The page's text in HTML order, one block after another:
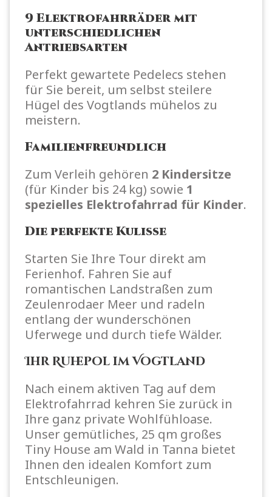
9 Elektrofahrräder mit
unterschiedlichen
Antriebsarten
Perfekt gewartete Pedelecs stehen
für Sie bereit, um selbst steilere
Hügel des Vogtlands mühelos zu
meistern.
Familienfreundlich
Zum Verleih gehören 2 Kindersitze
(für Kinder bis 24 kg) sowie 1
spezielles Elektrofahrrad für Kinder.
Die perfekte Kulisse
Starten Sie Ihre Tour direkt am
Ferienhof. Fahren Sie auf
romantischen Landstraßen zum
Zeulenrodaer Meer und radeln
entlang der wunderschönen
Uferwege und durch tiefe Wälder.
Ihr Ruhepol im Vogtland
Nach einem aktiven Tag auf dem
Elektrofahrrad kehren Sie zurück in
Ihre ganz private Wohlfühloase.
Unser gemütliches, 25 qm großes
Tiny House am Wald in Tanna bietet
Ihnen den idealen Komfort zum
Entschleunigen.